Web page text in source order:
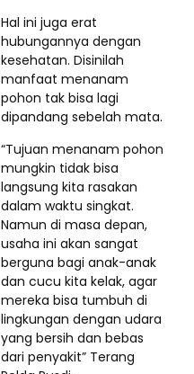
Hal ini juga erat
hubungannya dengan
kesehatan. Disinilah
manfaat menanam
pohon tak bisa lagi
dipandang sebelah mata.
“Tujuan menanam pohon
mungkin tidak bisa
langsung kita rasakan
dalam waktu singkat.
Namun di masa depan,
usaha ini akan sangat
berguna bagi anak-anak
dan cucu kita kelak, agar
mereka bisa tumbuh di
lingkungan dengan udara
yang bersih dan bebas
dari penyakit” Terang